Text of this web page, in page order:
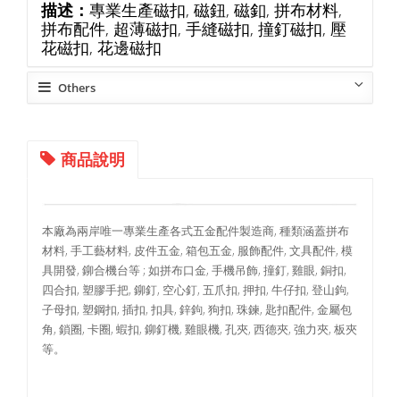
描述： 專業生產磁扣, 磁鈕, 磁釦, 拼布材料,
拼布配件, 超薄磁扣, 手縫磁扣, 撞釘磁扣, 壓
花磁扣, 花邊磁扣
Others
商品說明
本廠為兩岸唯一專業生產各式五金配件製造商, 種類涵蓋拼布
材料, 手工藝材料, 皮件五金, 箱包五金, 服飾配件, 文具配件, 模
具開發, 鉚合機台等 ; 如拼布口金, 手機吊飾, 撞釘, 雞眼, 銅扣,
四合扣, 塑膠手把, 鉚釘, 空心釘, 五爪扣, 押扣, 牛仔扣, 登山鉤,
子母扣, 塑鋼扣, 插扣, 扣具, 鋅鉤, 狗扣, 珠鍊, 匙扣配件, 金屬包
角, 鎖圈, 卡圈, 蝦扣, 鉚釘機, 雞眼機, 孔夾, 西德夾, 強力夾, 板夾
等。